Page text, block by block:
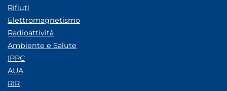
Rifiuti
Elettromagnetismo
Radioattività
Ambiente e Salute
IPPC
AUA
RIR